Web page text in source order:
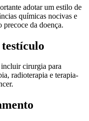
adotar um estilo de
químicas nocivas e
precoce da doença.
cirurgia para
radioterapia e terapia-